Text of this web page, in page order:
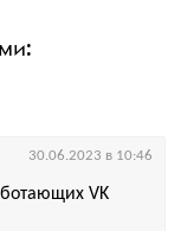
VK
30.06.2023 в 10:46